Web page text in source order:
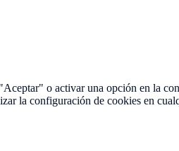
o activar una opción en la
la configuración de cookies en